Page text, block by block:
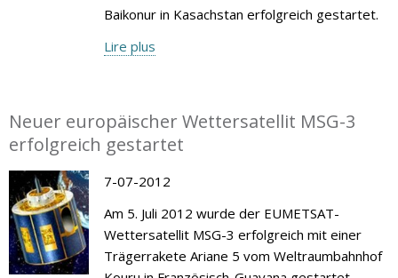
Baikonur in Kasachstan erfolgreich gestartet.
Lire plus
Neuer europäischer Wettersatellit MSG-3
erfolgreich gestartet
7-07-2012
Am 5. Juli 2012 wurde der EUMETSAT-
Wettersatellit MSG-3 erfolgreich mit einer
Trägerrakete Ariane 5 vom Weltraumbahnhof